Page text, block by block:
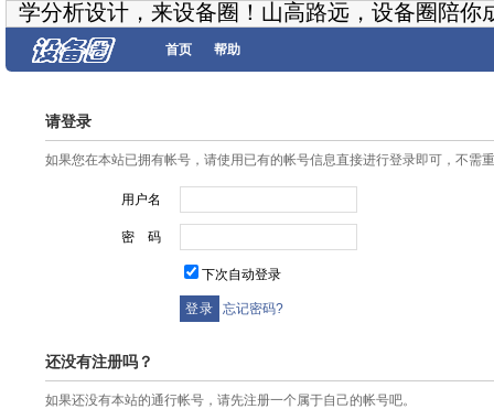
学分析设计，来设备圈！山高路远，设备圈陪你
首页 帮助
请登录
如果您在本站已拥有帐号，请使用已有的帐号信息直接进行登录即可，不需
用户名
密 码
下次自动登录
忘记密码?
还没有注册吗？
如果还没有本站的通行帐号，请先注册一个属于自己的帐号吧。